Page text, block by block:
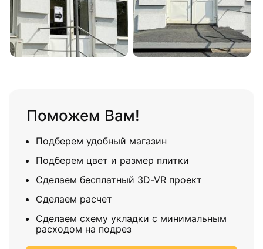
Поможем Вам!
Подберем удобный магазин
Подберем цвет и размер плитки
Сделаем бесплатный 3D-VR проект
Сделаем расчет
Сделаем схему укладки с минимальным
расходом на подрез